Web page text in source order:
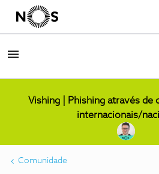
Vishing | Phishing através de
internacionais/
Comunidade